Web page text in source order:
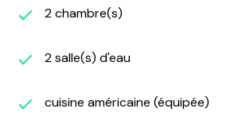
2 chambre(s)
2 salle(s) d'eau
cuisine américaine (équipée)